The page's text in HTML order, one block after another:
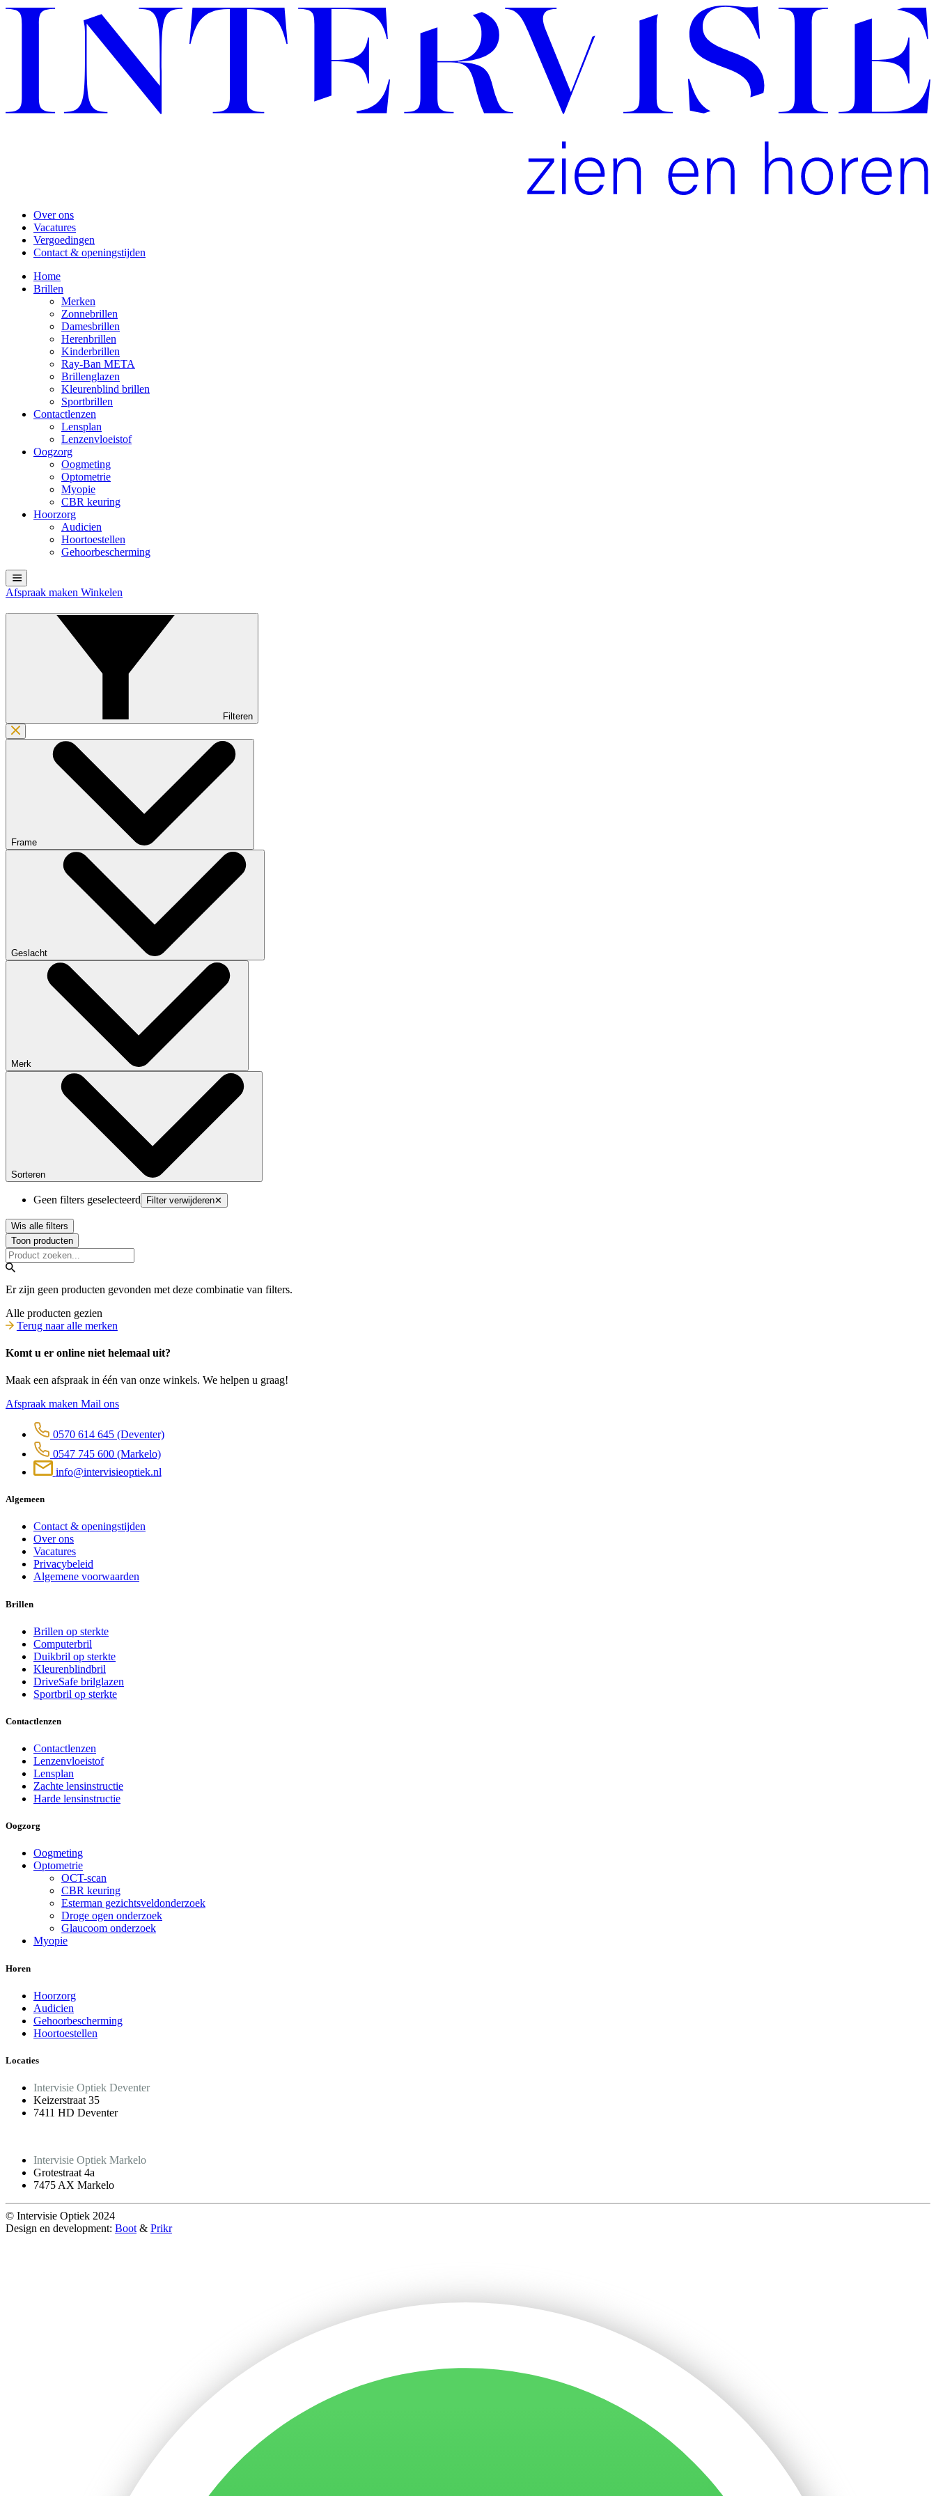
Over ons
Vacatures
Vergoedingen
Contact & openingstijden
Home
Brillen
Merken
Zonnebrillen
Damesbrillen
Herenbrillen
Kinderbrillen
Ray-Ban META
Brillenglazen
Kleurenblind brillen
Sportbrillen
Contactlenzen
Lensplan
Lenzenvloeistof
Oogzorg
Oogmeting
Optometrie
Myopie
CBR keuring
Hoorzorg
Audicien
Hoortoestellen
Gehoorbescherming
Afspraak maken Winkelen
Filteren
Frame
Geslacht
Merk
Sorteren
Geen filters geselecteerd Filter verwijderen✕
Wis alle filters
Toon producten
Er zijn geen producten gevonden met deze combinatie van filters.
Alle producten gezien
Terug naar alle merken
Komt u er online niet helemaal uit?
Maak een afspraak in één van onze winkels. We helpen u graag!
Afspraak maken Mail ons
0570 614 645 (Deventer)
0547 745 600 (Markelo)
info@intervisieoptiek.nl
Algemeen
Contact & openingstijden
Over ons
Vacatures
Privacybeleid
Algemene voorwaarden
Brillen
Brillen op sterkte
Computerbril
Duikbril op sterkte
Kleurenblindbril
DriveSafe brilglazen
Sportbril op sterkte
Contactlenzen
Contactlenzen
Lenzenvloeistof
Lensplan
Zachte lensinstructie
Harde lensinstructie
Oogzorg
Oogmeting
Optometrie
OCT-scan
CBR keuring
Esterman gezichtsveldonderzoek
Droge ogen onderzoek
Glaucoom onderzoek
Myopie
Horen
Hoorzorg
Audicien
Gehoorbescherming
Hoortoestellen
Locaties
Intervisie Optiek Deventer
Keizerstraat 35
7411 HD Deventer
Intervisie Optiek Markelo
Grotestraat 4a
7475 AX Markelo
© Intervisie Optiek 2024
Design en development: Boot & Prikr